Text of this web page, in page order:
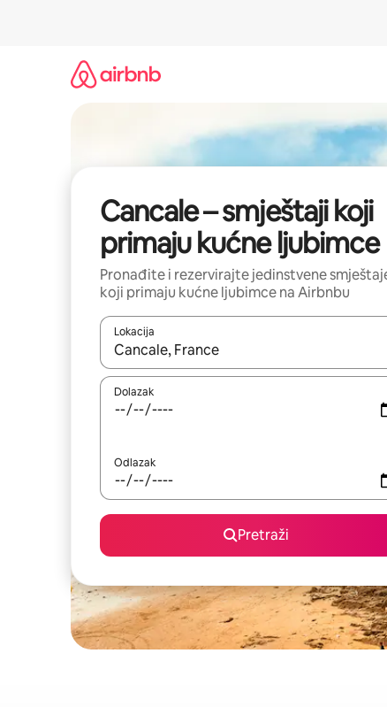
Cancale – smještaji koji
primaju kućne ljubimce
Pronađite i rezervirajte jedinstvene
koji primaju kućne ljubimce na Airbnbu
Lokacija
Kada budu dostupni rezultati, moći ćete ih
Dolazak
Odlazak
Pretraži